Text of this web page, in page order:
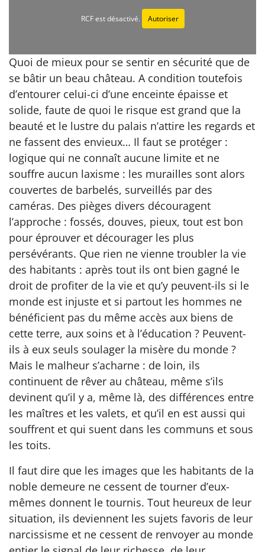
RCF est désactivé. Autoriser
Quoi de mieux pour se sentir en sécurité que de
se bâtir un beau château. A condition toutefois
d’entourer celui-ci d’une enceinte épaisse et
solide, faute de quoi le risque est grand que la
beauté et le lustre du palais n’attire les regards et
ne fassent des envieux… Il faut se protéger :
logique qui ne connaît aucune limite et ne
souffre aucun laxisme : les murailles sont alors
couvertes de barbelés, surveillés par des
caméras. Des pièges divers découragent
l’approche : fossés, douves, pieux, tout est bon
pour éprouver et décourager les plus
persévérants. Que rien ne vienne troubler la vie
des habitants : après tout ils ont bien gagné le
droit de profiter de la vie et qu’y peuvent-ils si le
monde est injuste et si partout les hommes ne
bénéficient pas du même accès aux biens de
cette terre, aux soins et à l’éducation ? Peuvent-
ils à eux seuls soulager la misère du monde ?
Mais le malheur s’acharne : de loin, ils
continuent de rêver au château, même s’ils
devinent qu’il y a, même là, des différences entre
les maîtres et les valets, et qu’il en est aussi qui
souffrent et qui suent dans les communs et sous
les toits.
Il faut dire que les images que les habitants de la
noble demeure ne cessent de tourner d’eux-
mêmes donnent le tournis. Tout heureux de leur
situation, ils deviennent les sujets favoris de leur
narcissisme et ne cessent de renvoyer au monde